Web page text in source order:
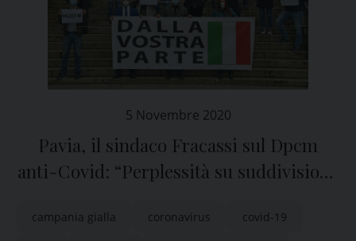
5 Novembre 2020
Pavia, il sindaco Fracassi sul Dpcm
anti-Covid: “Perplessità su suddivisione
campania gialla coronavirus covid-19